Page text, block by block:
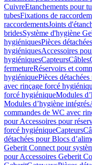
CuivreEtanchements pour
tubesFixations de
raccordementsJoints
bridesSystème d'hygiène
hygiéniquesPièces
hygiéniquesAccessoires
hygiéniquesCapteursCâbles
fermetureRéservoirs et
hygiéniquePièces
avec rinçage forcé
forcé hygiéniqueModules
Modules d’hygiène intégrés
commandes de WC avec
pour Accessoires pour
forcé hygiéniqueCapteurs
détachées pour Blocs
Geberit Connect pour
pour Accessoires Geberit